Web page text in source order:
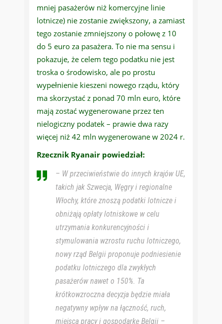
mniej pasażerów niż komercyjne linie
lotnicze) nie zostanie zwiększony, a zamiast
tego zostanie zmniejszony o połowę z 10
do 5 euro za pasażera. To nie ma sensu i
pokazuje, że celem tego podatku nie jest
troska o środowisko, ale po prostu
wypełnienie kieszeni nowego rządu, który
ma skorzystać z ponad 70 mln euro, które
mają zostać wygenerowane przez ten
nielogiczny podatek – prawie dwa razy
więcej niż 42 mln wygenerowane w 2024 r.
Rzecznik Ryanair powiedział:
– W przeciwieństwie do innych krajów UE,
takich jak Szwecja, Węgry i regionalne
Włochy, które znoszą podatki lotnicze i
obniżają opłaty lotniskowe w celu
utrzymania konkurencyjności i
stymulowania wzrostu ruchu lotniczego,
nowy rząd Belgii proponuje podniesienie
podatku lotniczego dla zwykłych
pasażerów nawet o 150%. Ta
krótkowzroczna decyzja będzie miała
negatywny wpływ na łączność, ruch,
miejsca pracy i gospodarkę Belgii –